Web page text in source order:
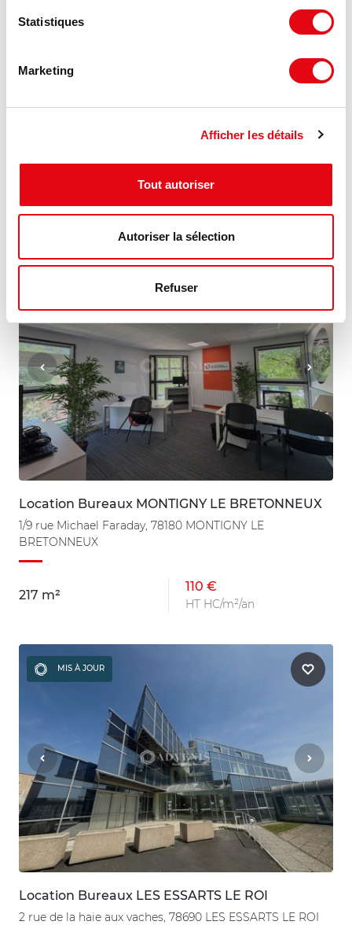
Statistiques
Marketing
Afficher les détails
Tout autoriser
Autoriser la sélection
Refuser
Location Bureaux GUYANCOURT
980 m²
HT HC/m²/an
Location Bureaux MONTIGNY LE BRETONNEUX
1/9 rue Michael Faraday, 78180 MONTIGNY LE
BRETONNEUX
217 m²
110 €
HT HC/m²/an
MIS À JOUR
Location Bureaux LES ESSARTS LE ROI
2 rue de la haie aux vaches, 78690 LES ESSARTS LE ROI